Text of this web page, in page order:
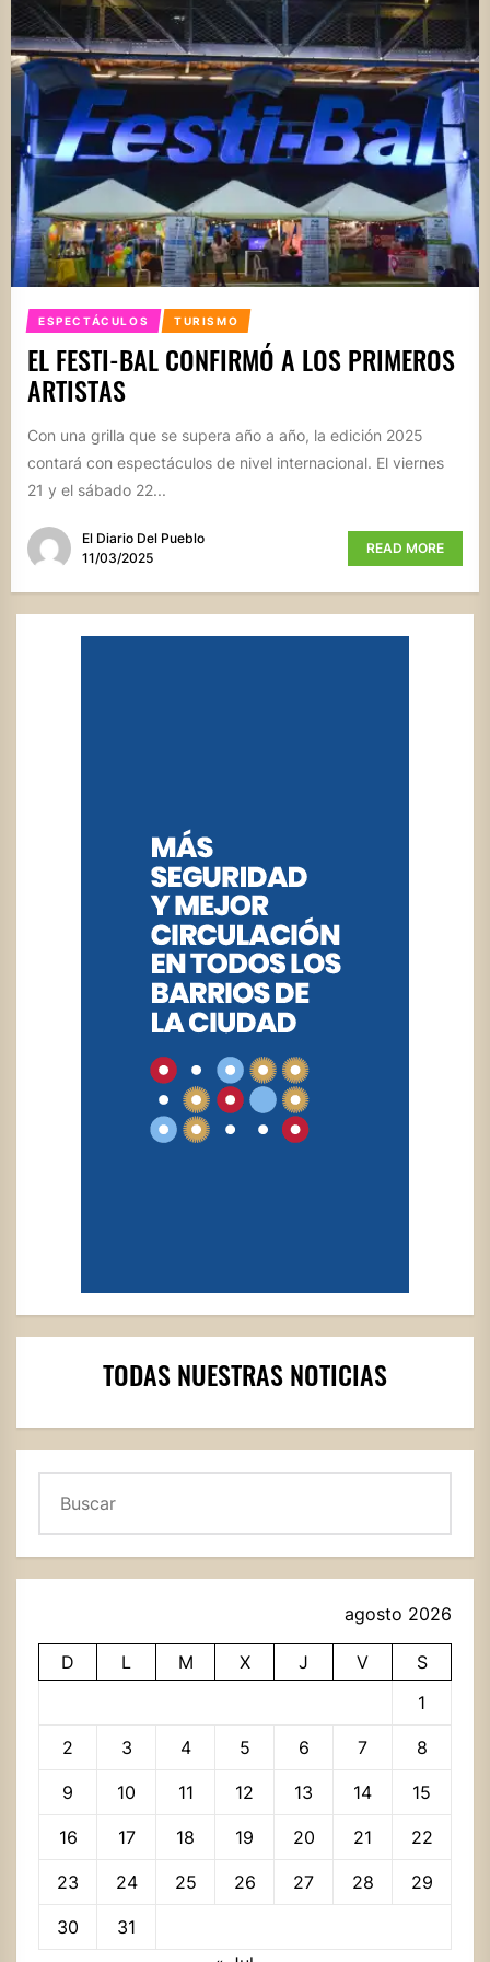
ESPECTÁCULOS TURISMO
EL FESTI-BAL CONFIRMÓ A LOS PRIMEROS
ARTISTAS
Con una grilla que se supera año a año, la edición 2025
contará con espectáculos de nivel internacional. El viernes
21 y el sábado 22...
El Diario Del Pueblo
11/03/2025
READ MORE
TODAS NUESTRAS NOTICIAS
agosto 2026
D L M X J V
S
1
2 3 4 5 6 7 8
9 10 11 12 13 14 15
16 17 18 19 20 21 22
23 24 25 26 27 28 29
30
31